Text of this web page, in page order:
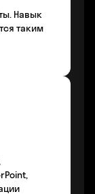
Навык
таким